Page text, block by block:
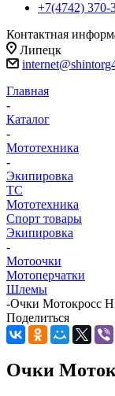
+7(4742) 370-
Контактная
Липецк
Главная
-
Каталог
-
Мототехника
-
Экипировка
ТС
Мототехника
Спорт товары
Экипировка
-
Мотоочки
Мотоперчатки
Шлемы
-Очки Мотокросс
Поделиться
Очки